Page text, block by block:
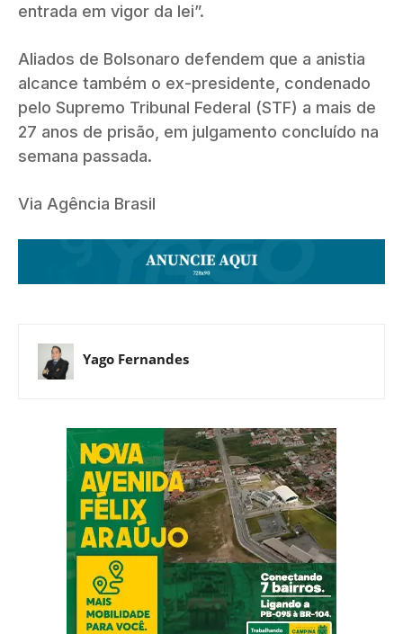
entrada em vigor da lei”.
Aliados de Bolsonaro defendem que a anistia
alcance também o ex-presidente, condenado
pelo Supremo Tribunal Federal (STF) a mais de
27 anos de prisão, em julgamento concluído na
semana passada.
Via Agência Brasil
Yago Fernandes